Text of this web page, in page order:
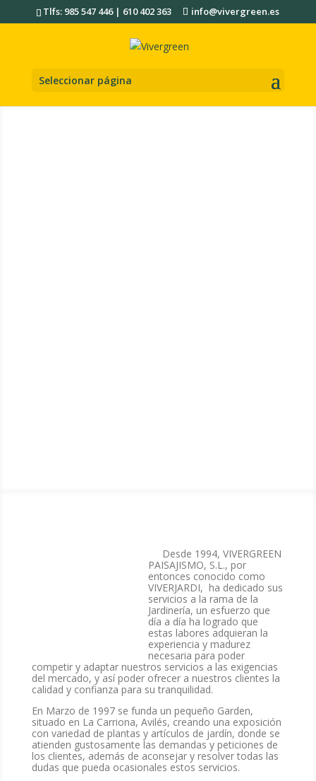
Tlfs: 985 547 446 | 610 402 363 info@vivergreen.es
Seleccionar página
Desde 1994, VIVERGREEN
PAISAJISMO, S.L., por
entonces conocido como
VIVERJARDI, ha dedicado sus
servicios a la rama de la
Jardinería, un esfuerzo que
día a día ha logrado que
estas labores adquieran la
experiencia y madurez
necesaria para poder
competir y adaptar nuestros servicios a las exigencias
del mercado, y así poder ofrecer a nuestros clientes la
calidad y confianza para su tranquilidad.
En Marzo de 1997 se funda un pequeño Garden,
situado en La Carriona, Avilés, creando una exposición
con variedad de plantas y artículos de jardín, donde se
atienden gustosamente las demandas y peticiones de
los clientes, además de aconsejar y resolver todas las
dudas que pueda ocasionales estos servicios.